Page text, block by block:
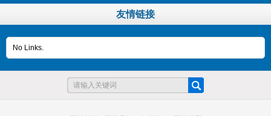
武术展演活动
展演活动中冯沅翔武术馆学员向大众展示课武术
登山公益行活动
6月14日，区残联、区聋协联合兰州小草爱心社会
友情链接
No Links.